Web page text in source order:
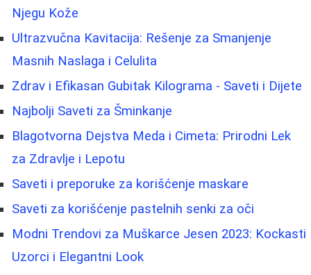
Njegu Kože
Ultrazvučna Kavitacija: Rešenje za Smanjenje
Masnih Naslaga i Celulita
Zdrav i Efikasan Gubitak Kilograma - Saveti i Dijete
Najbolji Saveti za Šminkanje
Blagotvorna Dejstva Meda i Cimeta: Prirodni Lek
za Zdravlje i Lepotu
Saveti i preporuke za korišćenje maskare
Saveti za korišćenje pastelnih senki za oči
Modni Trendovi za Muškarce Jesen 2023: Kockasti
Uzorci i Elegantni Look